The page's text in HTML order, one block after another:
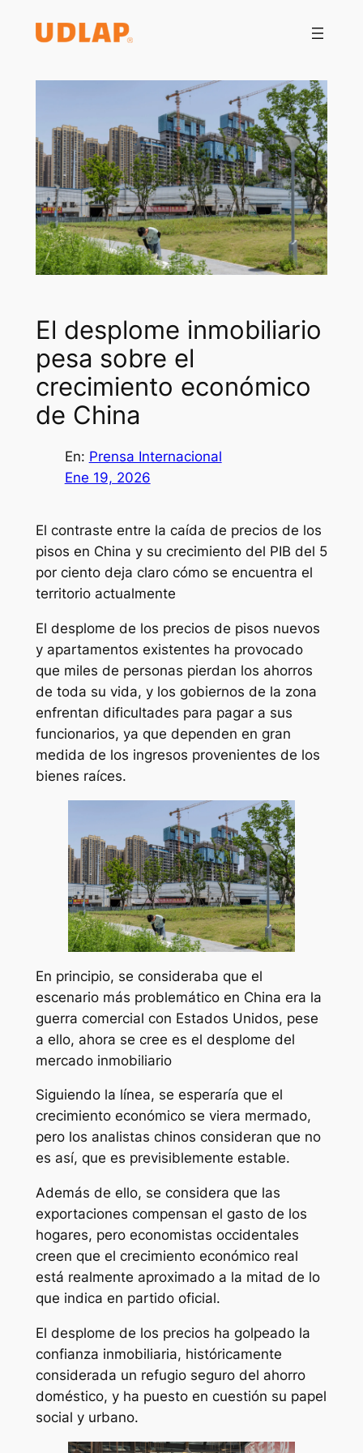
El desplome inmobiliario
pesa sobre el
crecimiento económico
de China
En: Prensa Internacional
Ene 19, 2026
El contraste entre la caída de precios de los
pisos en China y su crecimiento del PIB del 5
por ciento deja claro cómo se encuentra el
territorio actualmente
El desplome de los precios de pisos nuevos
y apartamentos existentes ha provocado
que miles de personas pierdan los ahorros
de toda su vida, y los gobiernos de la zona
enfrentan dificultades para pagar a sus
funcionarios, ya que dependen en gran
medida de los ingresos provenientes de los
bienes raíces.
En principio, se consideraba que el
escenario más problemático en China era la
guerra comercial con Estados Unidos, pese
a ello, ahora se cree es el desplome del
mercado inmobiliario
Siguiendo la línea, se esperaría que el
crecimiento económico se viera mermado,
pero los analistas chinos consideran que no
es así, que es previsiblemente estable.
Además de ello, se considera que las
exportaciones compensan el gasto de los
hogares, pero economistas occidentales
creen que el crecimiento económico real
está realmente aproximado a la mitad de lo
que indica en partido oficial.
El desplome de los precios ha golpeado la
confianza inmobiliaria, históricamente
considerada un refugio seguro del ahorro
doméstico, y ha puesto en cuestión su papel
social y urbano.